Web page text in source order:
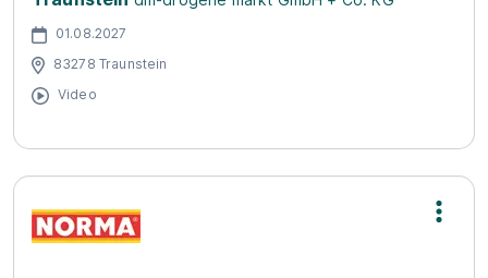
01.08.2027
83278 Traunstein
Video